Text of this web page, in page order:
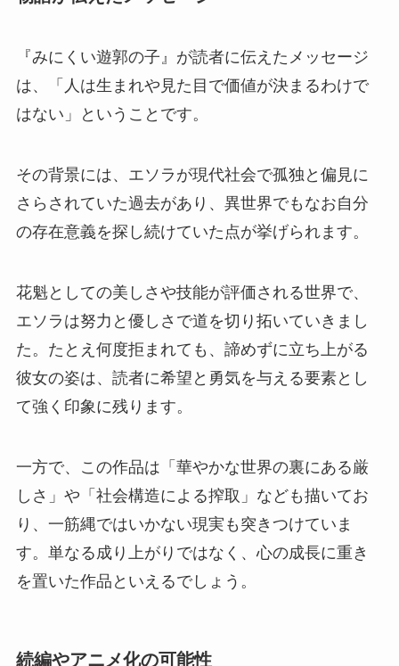
『みにくい遊郭の子』が読者に伝えたメッセージ
は、「人は生まれや見た目で価値が決まるわけで
はない」ということです。
その背景には、エソラが現代社会で孤独と偏見に
さらされていた過去があり、異世界でもなお自分
の存在意義を探し続けていた点が挙げられます。
花魁としての美しさや技能が評価される世界で、
エソラは努力と優しさで道を切り拓いていきまし
た。たとえ何度拒まれても、諦めずに立ち上がる
彼女の姿は、読者に希望と勇気を与える要素とし
て強く印象に残ります。
一方で、この作品は「華やかな世界の裏にある厳
しさ」や「社会構造による搾取」なども描いてお
り、一筋縄ではいかない現実も突きつけていま
す。単なる成り上がりではなく、心の成長に重き
を置いた作品といえるでしょう。
続編やアニメ化の可能性